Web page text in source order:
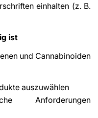
einhalten (z. B.
ist
und Cannabinoiden
auszuwählen
Anforderungen